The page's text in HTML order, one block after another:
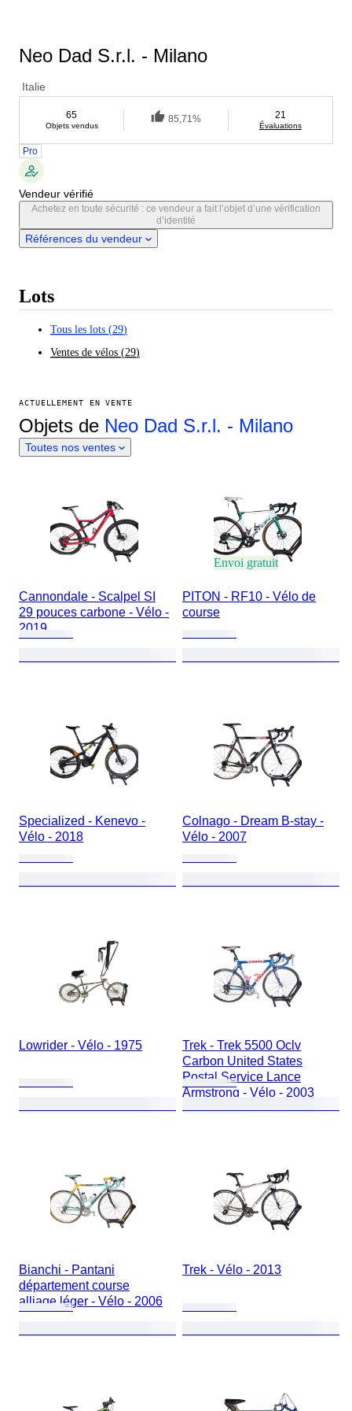
Neo Dad S.r.l. - Milano
Italie
65
Objets vendus
85,71% 21
Évaluations
Pro
Vendeur vérifié
Achetez en toute sécurité : ce vendeur a fait l’objet d’une vérification
d’identité
Références du vendeur
Lots
Tous les lots (29)
Ventes de vélos (29)
ACTUELLEMENT EN VENTE
Objets de Neo Dad S.r.l. - Milano
Toutes nos ventes
Cannondale - Scalpel SI
29 pouces carbone - Vélo -
2019
Envoi gratuit
PITON - RF10 - Vélo de
course
Specialized - Kenevo -
Vélo - 2018
Colnago - Dream B-stay -
Vélo - 2007
Lowrider - Vélo - 1975
Trek - Trek 5500 Oclv
Carbon United States
Postal Service Lance
Armstrong - Vélo - 2003
Bianchi - Pantani
département course
alliage léger - Vélo - 2006
Trek - Vélo - 2013